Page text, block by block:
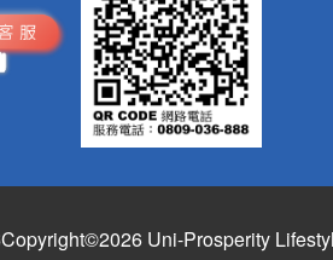
Copyright©2026 Uni-Prosperity